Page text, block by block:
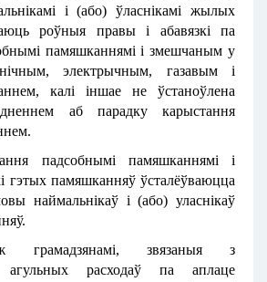
і (або) ўласнікамі жылых
роўныя правы і абавязкі па
памяшканнямі і змешчаным у
электрычным, газавым і
калі іншае не ўстаноўлена
аб парадку карыстання
падсобнымі памяшканнямі і
гэтых памяшканняў ўсталёўваюцца
наймальнікаў і (або) уласнікаў
грамадзянамі, звязаныя з
агульных расходаў па аплаце